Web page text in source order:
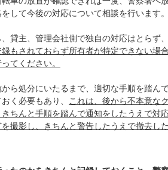
して今後の対応について相談を行います。
貸主、管理会社側で独自の対応はとらず、
もされておらず所有者が特定できない場
てください。
ら処分にいたるまで、適切な手順を踏ん
く必要もあり、 これは、後から不本意な
ちんと手順を踏んで通知をしたうえで対
撮影し、きちんと警告したうえで撤去し